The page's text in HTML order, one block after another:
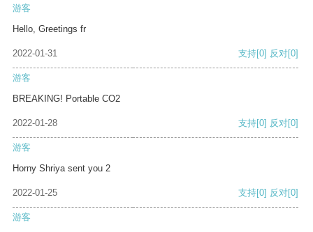
游客
Hello, Greetings fr
2022-01-31 支持[0] 反对[0]
游客
BREAKING! Portable CO2
2022-01-28 支持[0] 反对[0]
游客
Horny Shriya sent you 2
2022-01-25 支持[0] 反对[0]
游客